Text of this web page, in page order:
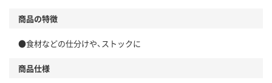
商品の特徴
●食材などの仕分けや、ストックに
商品仕様